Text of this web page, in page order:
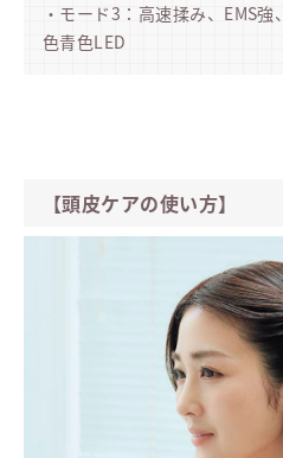
・モード3：高速揉み、EMS
色青色LED
【頭皮ケアの使い方】